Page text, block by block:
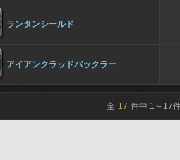
ランタンシールド
アイアンクラッドバックラー
全 17 件中 1 ～ 17